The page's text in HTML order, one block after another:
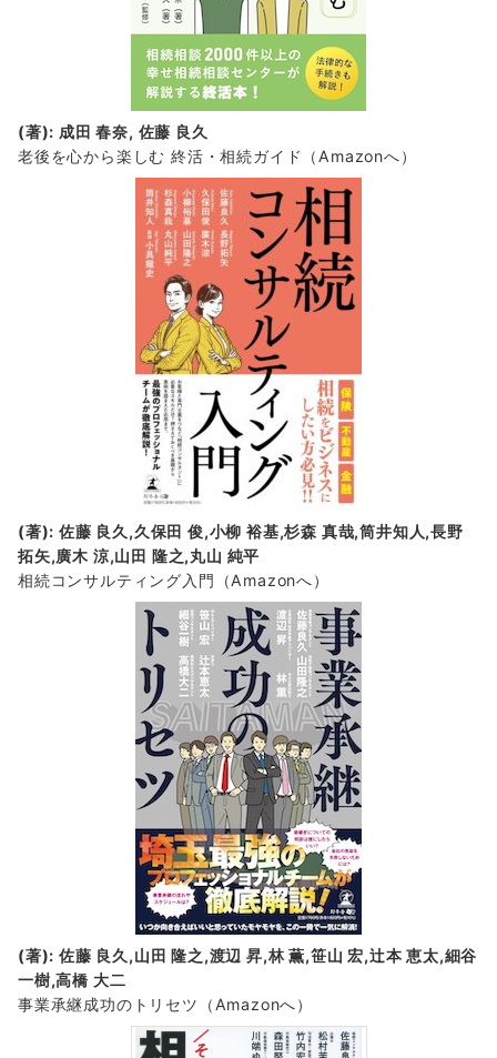
(著): 成田 春奈, 佐藤 良久
老後を心から楽しむ 終活・相続ガイド
（Amazonへ）
(著): 佐藤 良久,久保田 俊,小柳 裕基,杉森 真哉,筒井知人,長野
拓矢,廣木 涼,山田 隆之,丸山 純平
相続コンサルティング入門 （Amazonへ）
(著): 佐藤 良久,山田 隆之,渡辺 昇,林 薫,笹山 宏,辻本 恵太,細谷
一樹,高橋 大二
事業承継成功のトリセツ
（Amazonへ）